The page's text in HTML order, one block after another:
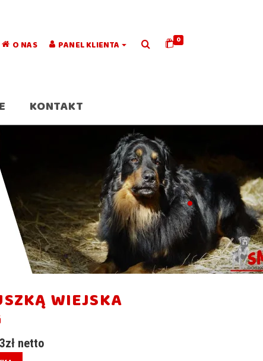
O NAS PANEL KLIENTA 0
KONTAKT
.
WIEJSKA
zł netto